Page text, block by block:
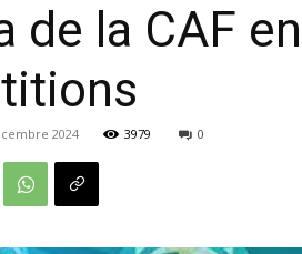
de la CAF
2024 3979 0